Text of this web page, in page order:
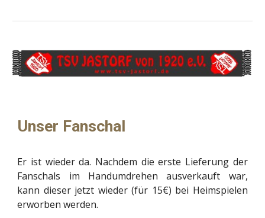
Unser Fanschal
Er ist wieder da. Nachdem die erste Lieferung der
Fanschals im Handumdrehen ausverkauft war,
kann dieser jetzt wieder (für 15€) bei Heimspielen
erworben werden.